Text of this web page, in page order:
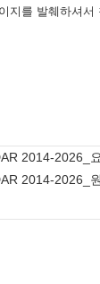
지를 발췌하셔서
2014-2026_
2014-2026_